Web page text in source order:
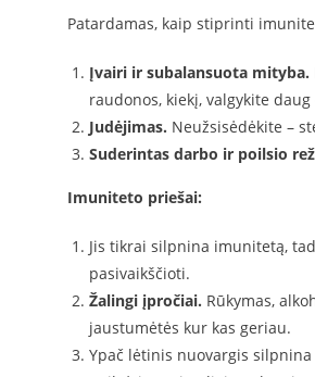
Patardamas, kaip stiprinti
Įvairi ir subalansuota mityba.
raudonos, kiekį, valgykite
Judėjimas. Neužsisėdėkite –
Suderintas darbo ir poilsio
Imuniteto priešai:
Jis tikrai silpnina imunitetą,
pasivaikščioti.
Žalingi įpročiai. Rūkymas,
jaustumėtės kur kas geriau.
Ypač lėtinis nuovargis